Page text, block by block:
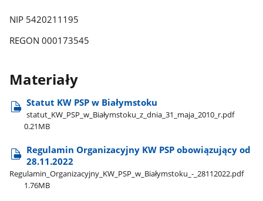
NIP 5420211195
REGON 000173545
Materiały
Statut KW PSP w Białymstoku
statut​_KW​_PSP​_w​_Białymstoku​_z​_dnia​_31​_maja​_2010​_r.pdf
0.21MB
Regulamin Organizacyjny KW PSP obowiązujący od
28.11.2022
Regulamin​_Organizacyjny​_KW​_PSP​_w​_Białymstoku​_-​_28112022.pdf
1.76MB